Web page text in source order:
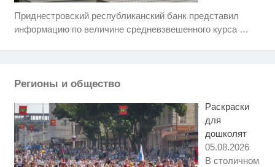
Приднестровский республиканский банк представил
информацию по величине средневзвешенного курса …
Регионы и общество
Раскраски
для
дошколят
05.08.2026
В столичном
i
Скрытая камера на пляже
когда их не видят...
Ролик длится пару секунд, но
Ролик из Омска: вы будете